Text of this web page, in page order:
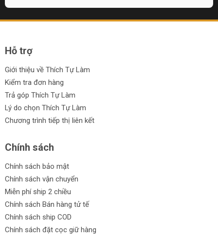
Hỗ trợ
Giới thiệu về Thích Tự Làm
Kiểm tra đơn hàng
Trả góp Thích Tự Làm
Lý do chọn Thích Tự Làm
Chương trình tiếp thị liên kết
Chính sách
Chính sách bảo mật
Chính sách vận chuyển
Miễn phí ship 2 chiều
Chính sách Bán hàng tử tế
Chính sách ship COD
Chính sách đặt cọc giữ hàng